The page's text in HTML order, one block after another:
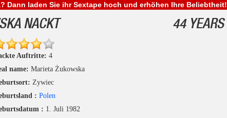
Dann laden Sie ihr Sextape hoch und erhöhen Ihre Beliebtheit!
NACKT 44 YEARS
Auftritte: 4
name: Marieta Żukowska
Zywiec
: Polen
: 1. Juli 1982